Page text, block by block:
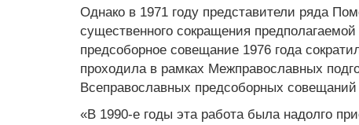
Однако в 1971 году представители ряда
существенного сокращения
предсоборное совещание 1976 года
проходила в рамках Межправославных
Всеправославных предсоборных совещаний
«В 1990-е годы эта работа была надолго